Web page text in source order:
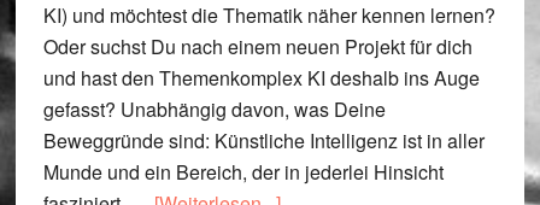
KI) und möchtest die Thematik näher kennen lernen?
Oder suchst Du nach einem neuen Projekt für dich
und hast den Themenkomplex KI deshalb ins Auge
gefasst? Unabhängig davon, was Deine
Beweggründe sind: Künstliche Intelligenz ist in aller
Munde und ein Bereich, der in jederlei Hinsicht